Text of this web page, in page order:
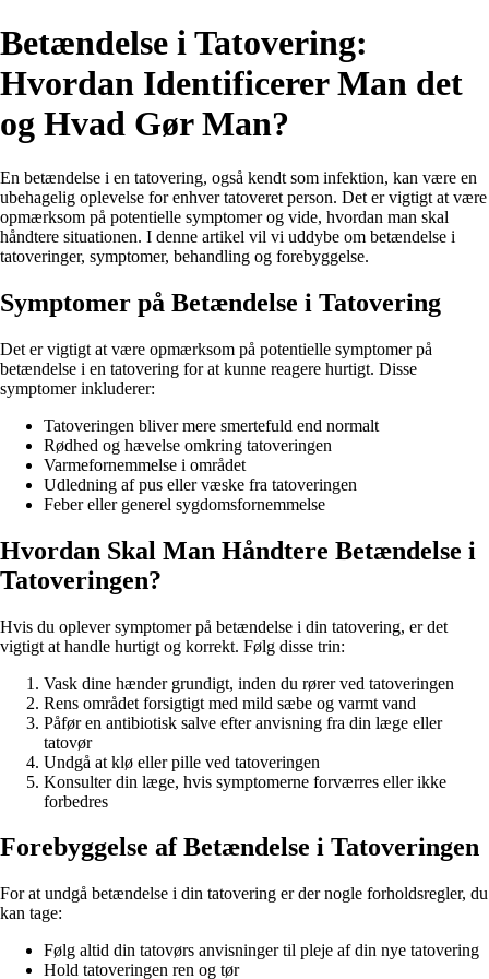
Betændelse i Tatovering:
Hvordan Identificerer Man det
og Hvad Gør Man?
En betændelse i en tatovering, også kendt som infektion, kan være en
ubehagelig oplevelse for enhver tatoveret person. Det er vigtigt at være
opmærksom på potentielle symptomer og vide, hvordan man skal
håndtere situationen. I denne artikel vil vi uddybe om betændelse i
tatoveringer, symptomer, behandling og forebyggelse.
Symptomer på Betændelse i Tatovering
Det er vigtigt at være opmærksom på potentielle symptomer på
betændelse i en tatovering for at kunne reagere hurtigt. Disse
symptomer inkluderer:
Tatoveringen bliver mere smertefuld end normalt
Rødhed og hævelse omkring tatoveringen
Varmefornemmelse i området
Udledning af pus eller væske fra tatoveringen
Feber eller generel sygdomsfornemmelse
Hvordan Skal Man Håndtere Betændelse i
Tatoveringen?
Hvis du oplever symptomer på betændelse i din tatovering, er det
vigtigt at handle hurtigt og korrekt. Følg disse trin:
Vask dine hænder grundigt, inden du rører ved tatoveringen
Rens området forsigtigt med mild sæbe og varmt vand
Påfør en antibiotisk salve efter anvisning fra din læge eller
tatovør
Undgå at klø eller pille ved tatoveringen
Konsulter din læge, hvis symptomerne forværres eller ikke
forbedres
Forebyggelse af Betændelse i Tatoveringen
For at undgå betændelse i din tatovering er der nogle forholdsregler, du
kan tage:
Følg altid din tatovørs anvisninger til pleje af din nye tatovering
Hold tatoveringen ren og tør